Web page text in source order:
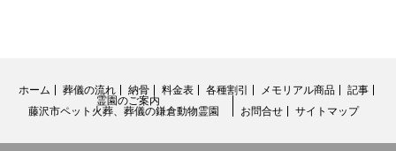
ホーム 葬儀の流れ 納骨 料金表 各種割引 メモリアル商品
記事
霊園のご案内
藤沢市ペット火葬、葬儀の鎌倉動物霊園
お問合せ サイトマップ